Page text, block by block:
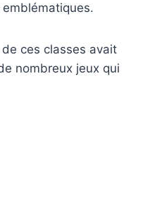
ces classes avait
nombreux jeux qui